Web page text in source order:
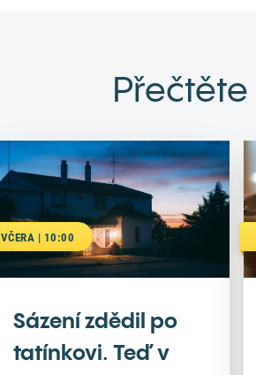
VČERA | 10:00
Sázení zdědil po
tatínkovi. Teď v